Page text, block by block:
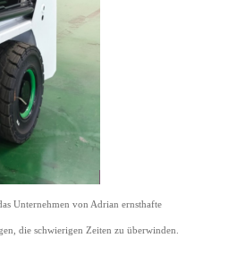
Unternehmen von Adrian ernsthafte
die schwierigen Zeiten zu überwinden.